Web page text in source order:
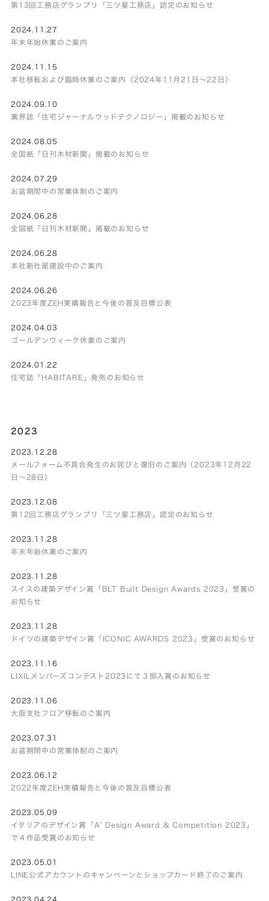
第13回工務店グランプリ「三ツ星工務店」認定のお知らせ
2024.11.27
年末年始休業のご案内
2024.11.15
本社移転および臨時休業のご案内（2024年11月21日～22日）
2024.09.10
業界誌「住宅ジャーナルウッドテクノロジー」掲載のお知らせ
2024.08.05
全国紙「日刊木材新聞」掲載のお知らせ
2024.07.29
お盆期間中の営業体制のご案内
2024.06.28
全国紙「日刊木材新聞」掲載のお知らせ
2024.06.28
本社新社屋建設中のご案内
2024.06.26
2023年度ZEH実績報告と今後の普及目標公表
2024.04.03
ゴールデンウィーク休業のご案内
2024.01.22
住宅誌「HABITARE」発売のお知らせ
2023
2023.12.28
メールフォーム不具合発生のお詫びと復旧のご案内（2023年12月22
日～28日）
2023.12.08
第12回工務店グランプリ「三ツ星工務店」認定のお知らせ
2023.11.28
年末年始休業のご案内
2023.11.28
スイスの建築デザイン賞「BLT Built Design Awards 2023」受賞の
お知らせ
2023.11.28
ドイツの建築デザイン賞「ICONIC AWARDS 2023」受賞のお知らせ
2023.11.16
LIXILメンバーズコンテスト2023にて３邸入賞のお知らせ
2023.11.06
大阪支社フロア移転のご案内
2023.07.31
お盆期間中の営業体制のご案内
2023.06.12
2022年度ZEH実績報告と今後の普及目標公表
2023.05.09
イタリアのデザイン賞「A’ Design Award & Competition 2023」
で４作品受賞のお知らせ
2023.05.01
LINE公式アカウントのキャンペーンとショップカード終了のご案内
2023.04.24